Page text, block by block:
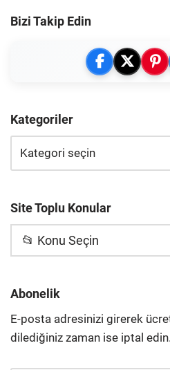
Bizi Takip Edin
Kategoriler
Site Toplu Konular
📂 Konu Seçin
Abonelik
E-posta adresinizi girerek
dilediğiniz zaman ise iptal edin.